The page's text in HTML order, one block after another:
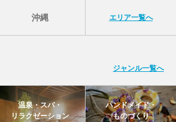
沖縄 エリア一覧へ
ジャンル一覧へ
温泉・スパ・
リラクゼーション
ハンドメイド・
ものづくり